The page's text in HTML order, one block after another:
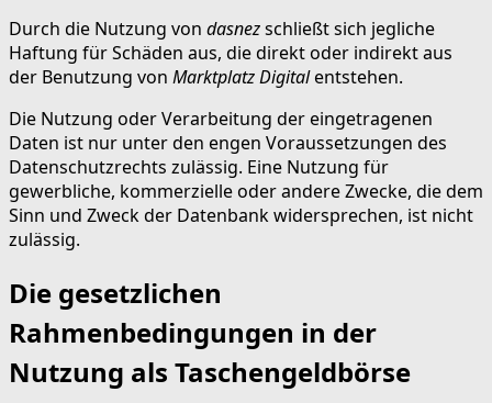
Durch die Nutzung von dasnezschließt sich jegliche
Haftung für Schäden aus, die direkt oder indirekt aus
der Benutzung von Marktplatz Digitalentstehen.
Die Nutzung oder Verarbeitung der eingetragenen
Daten ist nur unter den engen Voraussetzungen des
Datenschutzrechts zulässig. Eine Nutzung für
gewerbliche, kommerzielle oder andere Zwecke, die dem
Sinn und Zweck der Datenbank widersprechen, ist nicht
zulässig.
Die gesetzlichen
Rahmenbedingungen in der
Nutzung als Taschengeldbörse